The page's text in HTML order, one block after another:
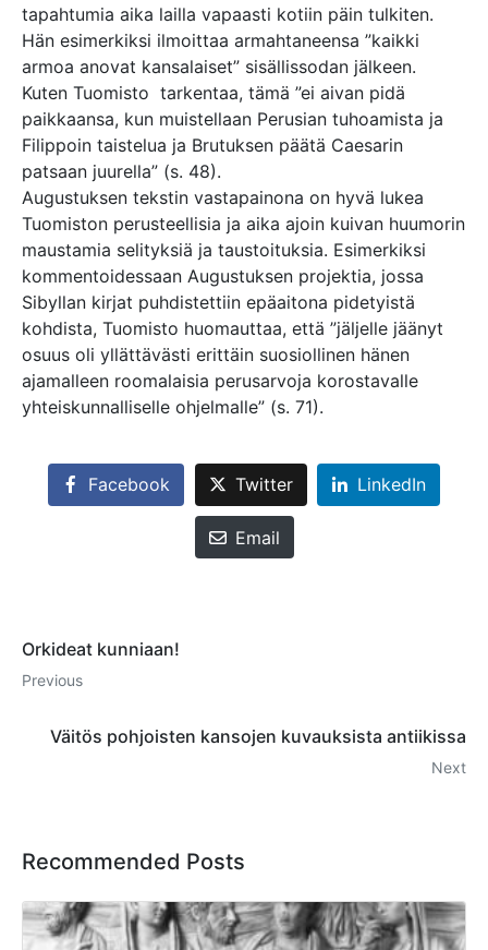
tapahtumia aika lailla vapaasti kotiin päin tulkiten.
Hän esimerkiksi ilmoittaa armahtaneensa ”kaikki
armoa anovat kansalaiset” sisällissodan jälkeen.
Kuten Tuomisto tarkentaa, tämä ”ei aivan pidä
paikkaansa, kun muistellaan Perusian tuhoamista ja
Filippoin taistelua ja Brutuksen päätä Caesarin
patsaan juurella” (s. 48).
Augustuksen tekstin vastapainona on hyvä lukea
Tuomiston perusteellisia ja aika ajoin kuivan huumorin
maustamia selityksiä ja taustoituksia. Esimerkiksi
kommentoidessaan Augustuksen projektia, jossa
Sibyllan kirjat puhdistettiin epäaitona pidetyistä
kohdista, Tuomisto huomauttaa, että ”jäljelle jäänyt
osuus oli yllättävästi erittäin suosiollinen hänen
ajamalleen roomalaisia perusarvoja korostavalle
yhteiskunnalliselle ohjelmalle” (s. 71).
Facebook Twitter LinkedIn
Email
Orkideat kunniaan!
Previous
Väitös pohjoisten kansojen kuvauksista antiikissa
Next
Recommended Posts